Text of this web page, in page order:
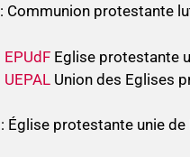
: Communion protestante
EPUdF Eglise protestante
UEPAL Union des Eglises
: Église protestante unie de